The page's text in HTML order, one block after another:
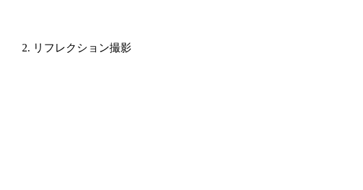
リフレクション撮影